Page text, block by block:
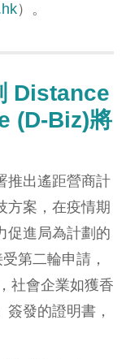
）。
Distance
(D-Biz)將
推出遙距營商計
方案，在疫情期
促進局為計劃的
第二輪申請，
社會企業如獲香
發的證明書，